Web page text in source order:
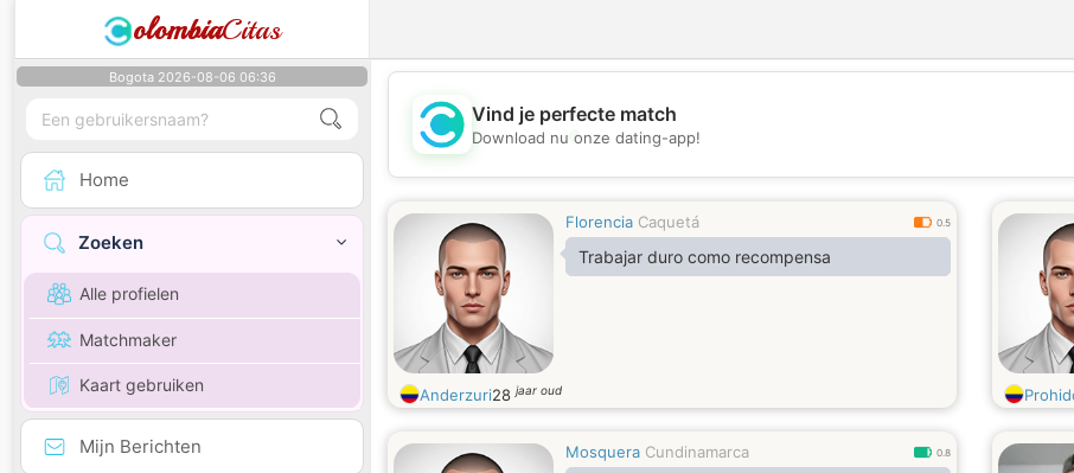
olombiaCitas
Bogota 2026-08-06 06:36
Home
Zoeken
Alle profielen
Matchmaker
Kaart gebruiken
Mijn Berichten
💖
💕
Vind je perfecte match
Download nu onze dating-app!
Florencia Caquetá 0.5
Trabajar duro como recompensa
Anderzuri28jaar oud
Mosquera Cundinamarca 0.8